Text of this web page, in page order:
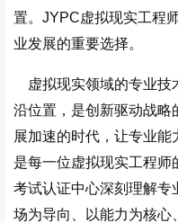
置。JYPC虚拟现实工程
业发展的重要选择。
虚拟现实领域的专业技
沿位置，是创新驱动战
展加速的时代，让专业能
是每一位虚拟现实工程
考试认证中心深刻理解
场为导向、以能力为核心